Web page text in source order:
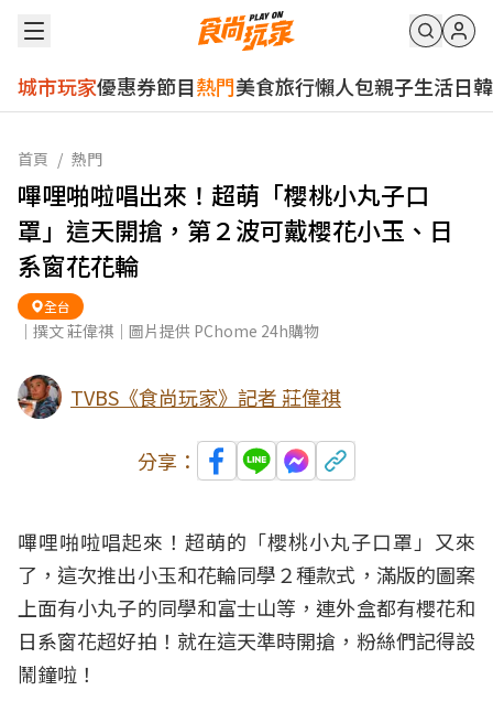
城市玩家優惠券節目熱門美食旅行懶人包親子生活日韓
首頁 / 熱門
嗶哩啪啦唱出來！超萌「櫻桃小丸子口
罩」這天開搶，第２波可戴櫻花小玉、日
系窗花花輪
全台
｜撰文 莊偉祺｜圖片提供 PChome 24h購物
TVBS《食尚玩家》記者 莊偉祺
分享：
嗶哩啪啦唱起來！超萌的「櫻桃小丸子口罩 」又來
了，這次推出小玉和花輪同學２種款式，滿版的圖案
上面有小丸子的同學和富士山等，連外盒都有櫻花和
日系窗花超好拍！就在這天準時開搶，粉絲們記得設
鬧鐘啦！